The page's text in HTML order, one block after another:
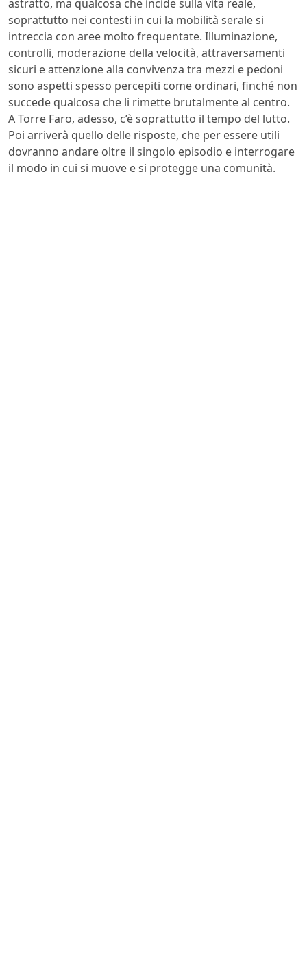
astratto, ma qualcosa che incide sulla vita reale,
soprattutto nei contesti in cui la mobilità serale si
intreccia con aree molto frequentate. Illuminazione,
controlli, moderazione della velocità, attraversamenti
sicuri e attenzione alla convivenza tra mezzi e pedoni
sono aspetti spesso percepiti come ordinari, finché non
succede qualcosa che li rimette brutalmente al centro.
A Torre Faro, adesso, c’è soprattutto il tempo del lutto.
Poi arriverà quello delle risposte, che per essere utili
dovranno andare oltre il singolo episodio e interrogare
il modo in cui si muove e si protegge una comunità.